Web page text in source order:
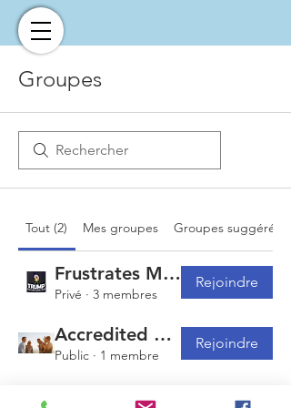
Groupes
Tout (2) Mes groupes Groupes suggérés
Frustrates Maximus
Privé · 3 membres
Rejoindre
Accredited Venture Group
Public · 1 membre
Rejoindre